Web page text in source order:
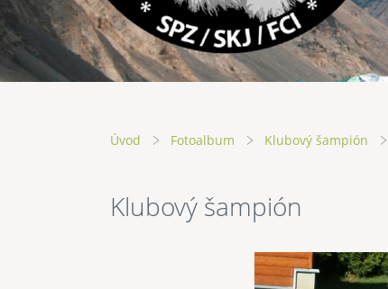
Úvod Fotoalbum Klubový šampión
Klubový šampión